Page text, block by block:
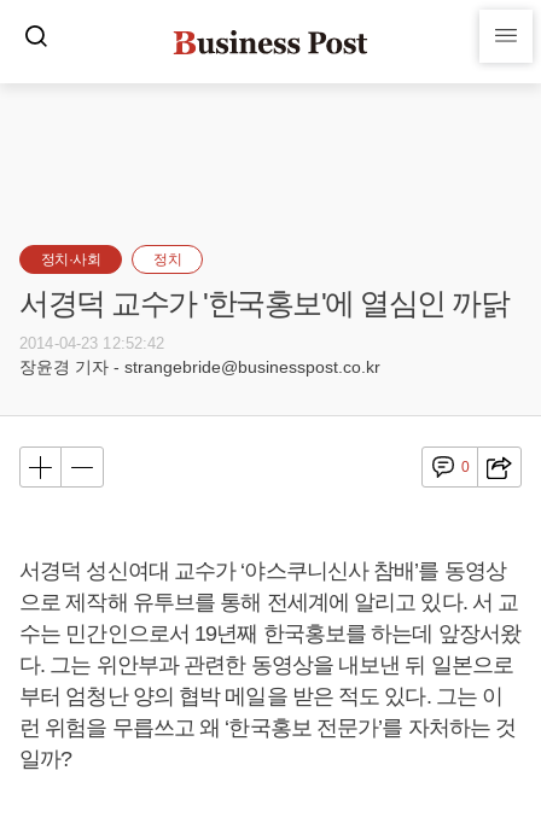
정치·사회 정치
서경덕 교수가 '한국홍보'에 열심인 까닭
2014-04-23 12:52:42
장윤경 기자 - strangebride@businesspost.co.kr
0
서경덕 성신여대 교수가 ‘야스쿠니신사 참배’를 동영상
으로 제작해 유투브를 통해 전세계에 알리고 있다. 서 교
수는 민간인으로서 19년째 한국홍보를 하는데 앞장서왔
다. 그는 위안부과 관련한 동영상을 내보낸 뒤 일본으로
부터 엄청난 양의 협박 메일을 받은 적도 있다. 그는 이
런 위험을 무릅쓰고 왜 ‘한국홍보 전문가’를 자처하는 것
일까?